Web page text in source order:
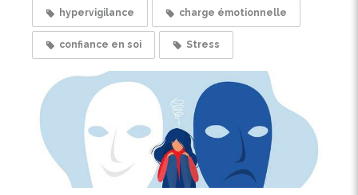
hypervigilance charge émotionnelle
confiance en soi Stress